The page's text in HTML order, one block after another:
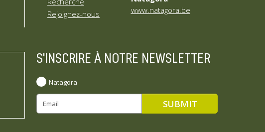
Rejoignez-nous
www.natagora.be
S'INSCRIRE À NOTRE NEWSLETTER
Natagora